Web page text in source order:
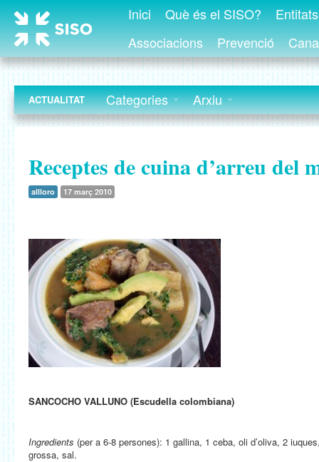
Inici Què és el SISO?
Associacions
Prevenció
ACTUALITAT Categories Arxiu
Receptes de cuina d’arreu del
allloro 17 març 2010
SANCOCHO VALLUNO (Escudella colombiana)
Ingredients (per a 6-8 persones): 1 gallina, 1 ceba, oli d’oliva, 2
grossa, sal.